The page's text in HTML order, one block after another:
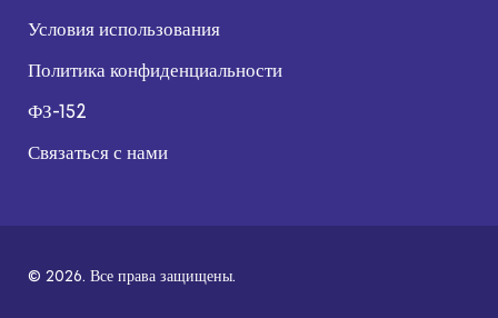
Условия использования
Политика конфиденциальности
ФЗ-152
Связаться с нами
© 2026. Все права защищены.